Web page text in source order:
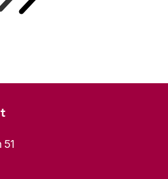
homepage
51